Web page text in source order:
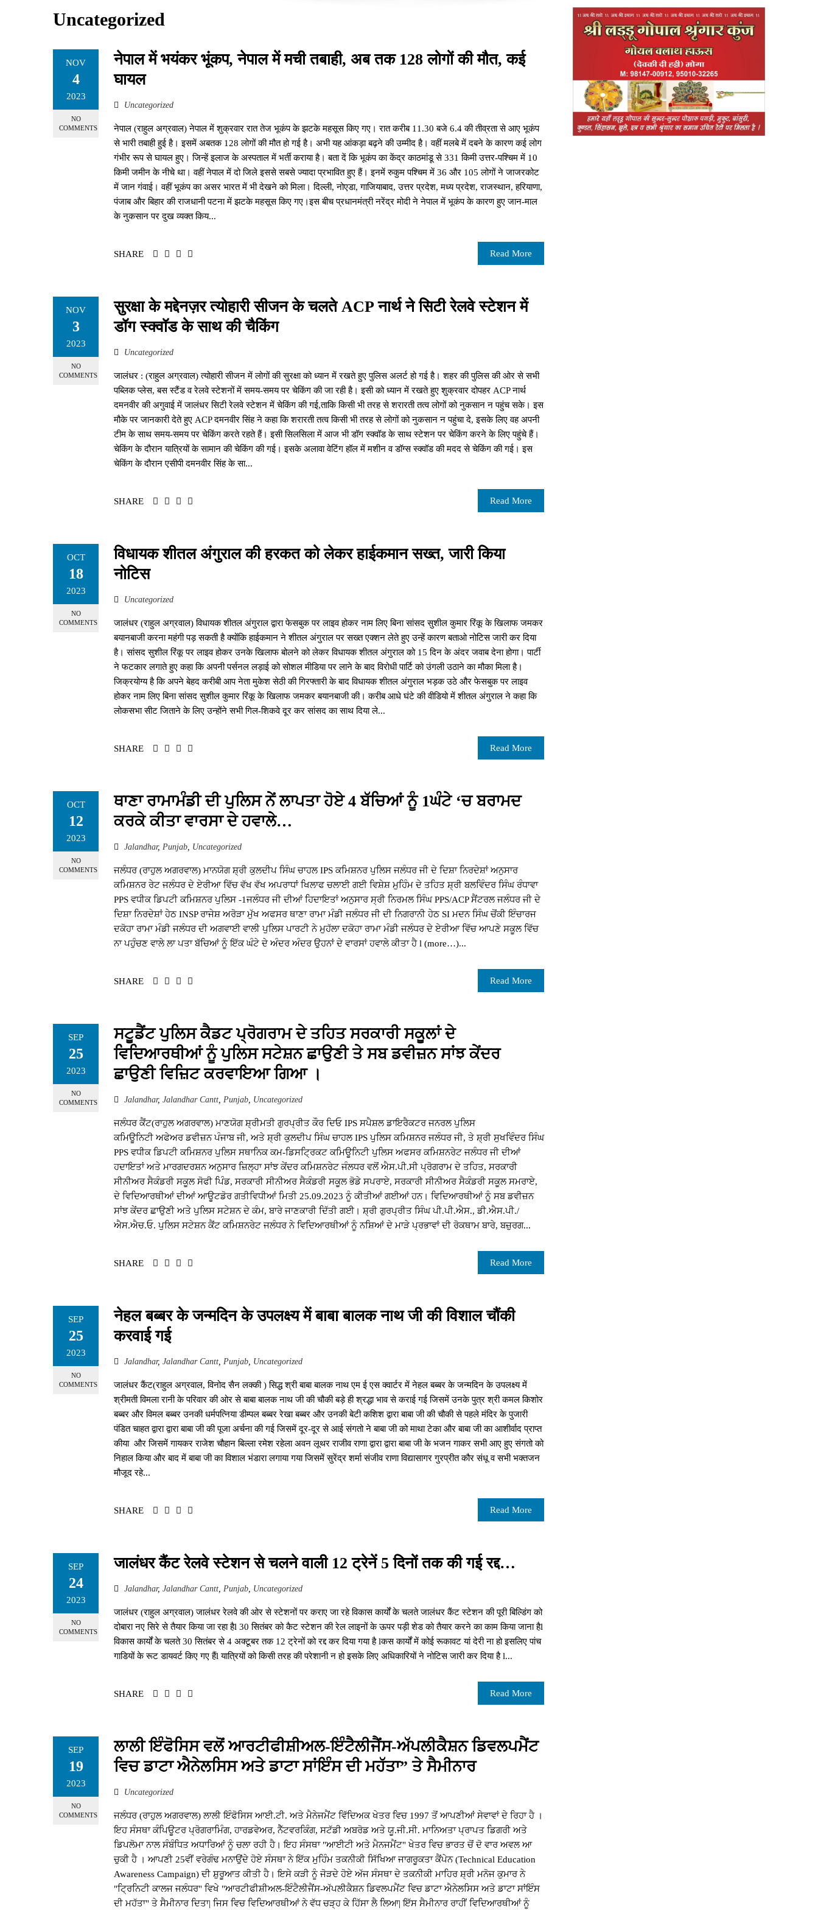
Uncategorized
NOV
4
2023
NO
COMMENTS
नेपाल में भयंकर भूंकप, नेपाल में मची तबाही, अब तक 128 लोगों की मौत, कई
घायल
Uncategorized
नेपाल (राहुल अग्रवाल) नेपाल में शुक्रवार रात तेज भूकंप के झटके महसूस किए गए। रात करीब 11.30 बजे 6.4 की तीव्रता से आए भूकंप
से भारी तबाही हुई है। इसमें अबतक 128 लोगों की मौत हो गई है। अभी यह आंकड़ा बढ़ने की उम्मीद है। वहीं मलबे में दबने के कारण कई लोग
गंभीर रूप से घायल हुए। जिन्हें इलाज के अस्पताल में भर्ती कराया है। बता दें कि भूकंप का केंद्र काठमांडू से 331 किमी उत्तर-पश्चिम में 10
किमी जमीन के नीचे था। वहीं नेपाल में दो जिले इससे सबसे ज्यादा प्रभावित हुए हैं। इनमें रुकुम पश्चिम में 36 और 105 लोगों ने जाजरकोट
में जान गंवाई। वहीं भूकंप का असर भारत में भी देखने को मिला। दिल्ली, नोएडा, गाजियाबाद, उत्तर प्रदेश, मध्य प्रदेश, राजस्थान, हरियाणा,
पंजाब और बिहार की राजधानी पटना में झटके महसूस किए गए।इस बीच प्रधानमंत्री नरेंद्र मोदी ने नेपाल में भूकंप के कारण हुए जान-माल
के नुकसान पर दुख व्यक्त किय...
Read More
SHARE
NOV
3
2023
NO
COMMENTS
सुरक्षा के मद्देनज़र त्योहारी सीजन के चलते ACP नार्थ ने सिटी रेलवे स्टेशन में
डॉग स्क्वॉड के साथ की चैकिंग
Uncategorized
जालंधर : (राहुल अग्रवाल) त्योहारी सीजन में लोगों की सुरक्षा को ध्यान में रखते हुए पुलिस अलर्ट हो गई है। शहर की पुलिस की ओर से सभी
पब्लिक प्लेस, बस स्टैंड व रेलवे स्टेशनों में समय-समय पर चेकिंग की जा रही है। इसी को ध्यान में रखते हुए शुक्रवार दोपहर ACP नार्थ
दमनवीर की अगुवाई में जालंधर सिटी रेलवे स्टेशन में चेकिंग की गई,ताकि किसी भी तरह से शरारती तत्व लोगों को नुकसान न पहुंच सके। इस
मौके पर जानकारी देते हुए ACP दमनवीर सिंह ने कहा कि शरारती तत्व किसी भी तरह से लोगों को नुकसान न पहुंचा दे, इसके लिए वह अपनी
टीम के साथ समय-समय पर चेकिंग करते रहते हैं। इसी सिलसिला में आज भी डॉग स्क्वॉड के साथ स्टेशन पर चेकिंग करने के लिए पहुंचे हैं।
चेकिंग के दौरान यात्रियों के सामान की चेकिंग की गई। इसके अलावा वेटिंग हॉल में मशीन व डॉग्स स्क्वॉड की मदद से चेकिंग की गई। इस
चेकिंग के दौरान एसीपी दमनवीर सिंह के सा...
Read More
SHARE
OCT
18
2023
NO
COMMENTS
विधायक शीतल अंगुराल की हरकत को लेकर हाईकमान सख्त, जारी किया
नोटिस
Uncategorized
जालंधर (राहुल अग्रवाल) विधायक शीतल अंगुराल द्वारा फेसबुक पर लाइव होकर नाम लिए बिना सांसद सुशील कुमार रिंकू के खिलाफ जमकर
बयानबाजी करना महंगी पड़ सकती है क्योंकि हाईकमान ने शीतल अंगुराल पर सख्त एक्शन लेते हुए उन्हें कारण बताओ नोटिस जारी कर दिया
है। सांसद सुशील रिंकू पर लाइव होकर उनके खिलाफ बोलने को लेकर विधायक शीतल अंगुराल को 15 दिन के अंदर जवाब देना होगा। पार्टी
ने फटकार लगाते हुए कहा कि अपनी पर्सनल लड़ाई को सोशल मीडिया पर लाने के बाद विरोधी पार्टि को उंगली उठाने का मौका मिला है।
जिक्रयोग्य है कि अपने बेहद करीबी आप नेता मुकेश सेठी की गिरफ्तारी के बाद विधायक शीतल अंगुराल भड़क उठे और फेसबुक पर लाइव
होकर नाम लिए बिना सांसद सुशील कुमार रिंकू के खिलाफ जमकर बयानबाजी की। करीब आधे घंटे की वीडियो में शीतल अंगुराल ने कहा कि
लोकसभा सीट जिताने के लिए उन्होंने सभी गिल-शिकवे दूर कर सांसद का साथ दिया ले...
Read More
SHARE
OCT
12
2023
NO
COMMENTS
ਥਾਣਾ ਰਾਮਾਮੰਡੀ ਦੀ ਪੁਲਿਸ ਨੇਂ ਲਾਪਤਾ ਹੋਏ 4 ਬੱਚਿਆਂ ਨੂੰ 1ਘੰਟੇ ‘ਚ ਬਰਾਮਦ
ਕਰਕੇ ਕੀਤਾ ਵਾਰਸਾ ਦੇ ਹਵਾਲੇ…
Jalandhar, Punjab, Uncategorized
ਜਲੰਧਰ (ਰਾਹੁਲ ਅਗਰਵਾਲ) ਮਾਨਯੋਗ ਸ਼੍ਰੀ ਕੁਲਦੀਪ ਸਿੰਘ ਚਾਹਲ IPS ਕਮਿਸ਼ਨਰ ਪੁਲਿਸ ਜਲੰਧਰ ਜੀ ਦੇ ਦਿਸ਼ਾ ਨਿਰਦੇਸ਼ਾਂ ਅਨੁਸਾਰ
ਕਮਿਸ਼ਨਰ ਰੇਟ ਜਲੰਧਰ ਦੇ ਏਰੀਆ ਵਿੱਚ ਵੱਖ ਵੱਖ ਅਪਰਾਧਾਂ ਖਿਲਾਫ ਚਲਾਈ ਗਈ ਵਿਸ਼ੇਸ਼ ਮੁਹਿੰਮ ਦੇ ਤਹਿਤ ਸ਼੍ਰੀ ਬਲਵਿੰਦਰ ਸਿੰਘ ਰੰਧਾਵਾ
PPS ਵਧੀਕ ਡਿਪਟੀ ਕਮਿਸ਼ਨਰ ਪੁਲਿਸ -1ਜਲੰਧਰ ਜੀ ਦੀਆਂ ਹਿਦਾਇਤਾਂ ਅਨੁਸਾਰ ਸ੍ਰੀ ਨਿਰਮਲ ਸਿੰਘ PPS/ACP ਸੈਂਟਰਲ ਜਲੰਧਰ ਜੀ ਦੇ
ਦਿਸ਼ਾ ਨਿਰਦੇਸ਼ਾਂ ਹੇਠ INSP ਰਾਜੇਸ਼ ਅਰੋੜਾ ਮੁੱਖ ਅਫਸਰ ਥਾਣਾ ਰਾਮਾ ਮੰਡੀ ਜਲੰਧਰ ਜੀ ਦੀ ਨਿਗਰਾਨੀ ਹੇਠ SI ਮਦਨ ਸਿੰਘ ਚੋਂਕੀ ਇੰਚਾਰਜ
ਦਕੋਹਾ ਰਾਮਾ ਮੰਡੀ ਜਲੰਧਰ ਦੀ ਅਗਵਾਈ ਵਾਲੀ ਪੁਲਿਸ ਪਾਰਟੀ ਨੇ ਮੁਹੱਲਾ ਦਕੋਹਾ ਰਾਮਾ ਮੰਡੀ ਜਲੰਧਰ ਦੇ ਏਰੀਆ ਵਿੱਚ ਆਪਣੇ ਸਕੂਲ ਵਿੱਚ
ਨਾ ਪਹੁੰਚਣ ਵਾਲੇ ਲਾ ਪਤਾ ਬੱਚਿਆਂ ਨੂੰ ਇੱਕ ਘੰਟੇ ਦੇ ਅੰਦਰ ਅੰਦਰ ਉਹਨਾਂ ਦੇ ਵਾਰਸਾਂ ਹਵਾਲੇ ਕੀਤਾ ਹੈ l (more…)...
Read More
SHARE
SEP
25
2023
NO
COMMENTS
ਸਟੂਡੈਂਟ ਪੁਲਿਸ ਕੈਡਟ ਪ੍ਰੋਗਰਾਮ ਦੇ ਤਹਿਤ ਸਰਕਾਰੀ ਸਕੂਲਾਂ ਦੇ
ਵਿਦਿਆਰਥੀਆਂ ਨੂੰ ਪੁਲਿਸ ਸਟੇਸ਼ਨ ਛਾਉਣੀ ਤੇ ਸਬ ਡਵੀਜ਼ਨ ਸਾਂਝ ਕੇਂਦਰ
ਛਾਉਣੀ ਵਿਜ਼ਿਟ ਕਰਵਾਇਆ ਗਿਆ ।
Jalandhar, Jalandhar Cantt, Punjab, Uncategorized
ਜਲੰਧਰ ਕੈਂਟ(ਰਾਹੁਲ ਅਗਰਵਾਲ) ਮਾਣਯੋਗ ਸ਼੍ਰੀਮਤੀ ਗੁਰਪ੍ਰੀਤ ਕੌਰ ਦਿਓ IPS ਸਪੈਸ਼ਲ ਡਾਇਰੈਕਟਰ ਜਨਰਲ ਪੁਲਿਸ
ਕਮਿਊਨਿਟੀ ਅਫੇਅਰ ਡਵੀਜ਼ਨ ਪੰਜਾਬ ਜੀ, ਅਤੇ ਸ਼੍ਰੀ ਕੁਲਦੀਪ ਸਿੰਘ ਚਾਹਲ IPS ਪੁਲਿਸ ਕਮਿਸ਼ਨਰ ਜਲੰਧਰ ਜੀ, ਤੇ ਸ਼੍ਰੀ ਸੁਖਵਿੰਦਰ ਸਿੰਘ
PPS ਵਧੀਕ ਡਿਪਟੀ ਕਮਿਸ਼ਨਰ ਪੁਲਿਸ ਸਥਾਨਿਕ ਕਮ-ਡਿਸਟ੍ਰਿਕਟ ਕਮਿਊਨਿਟੀ ਪੁਲਿਸ ਅਫਸਰ ਕਮਿਸ਼ਨਰੇਟ ਜਲੰਧਰ ਜੀ ਦੀਆਂ
ਹਦਾਇਤਾਂ ਅਤੇ ਮਾਰਗਦਰਸ਼ਨ ਅਨੁਸਾਰ ਜ਼ਿਲ੍ਹਾ ਸਾਂਝ ਕੇਂਦਰ ਕਮਿਸ਼ਨਰੇਟ ਜੰਲਧਰ ਵਲੋਂ ਐਸ.ਪੀ.ਸੀ ਪ੍ਰੋਗਰਾਮ ਦੇ ਤਹਿਤ, ਸਰਕਾਰੀ
ਸੀਨੀਅਰ ਸੈਕੰਡਰੀ ਸਕੂਲ ਸੋਫੀ ਪਿੰਡ, ਸਰਕਾਰੀ ਸੀਨੀਅਰ ਸੈਕੰਡਰੀ ਸਕੂਲ ਭੋਡੇ ਸਪਰਾਏ, ਸਰਕਾਰੀ ਸੀਨੀਅਰ ਸੈਕੰਡਰੀ ਸਕੂਲ ਸਮਰਾਏ,
ਦੇ ਵਿਦਿਆਰਥੀਆਂ ਦੀਆਂ ਆਊਟਡੋਰ ਗਤੀਵਿਧੀਆਂ ਮਿਤੀ 25.09.2023 ਨੂੰ ਕੀਤੀਆਂ ਗਈਆਂ ਹਨ। ਵਿਦਿਆਰਥੀਆਂ ਨੂੰ ਸਬ ਡਵੀਜ਼ਨ
ਸਾਂਝ ਕੇਂਦਰ ਛਾਉਣੀ ਅਤੇ ਪੁਲਿਸ ਸਟੇਸ਼ਨ ਦੇ ਕੰਮ, ਬਾਰੇ ਜਾਣਕਾਰੀ ਦਿੱਤੀ ਗਈ। ਸ਼੍ਰੀ ਗੁਰਪ੍ਰੀਤ ਸਿੰਘ ਪੀ.ਪੀ.ਐਸ., ਡੀ.ਐਸ.ਪੀ./
ਐਸ.ਐਚ.ਓ. ਪੁਲਿਸ ਸਟੇਸ਼ਨ ਕੈਂਟ ਕਮਿਸ਼ਨਰੇਟ ਜਲੰਧਰ ਨੇ ਵਿਦਿਆਰਥੀਆਂ ਨੂੰ ਨਸ਼ਿਆਂ ਦੇ ਮਾੜੇ ਪ੍ਰਭਾਵਾਂ ਦੀ ਰੋਕਥਾਮ ਬਾਰੇ, ਬਜ਼ੁਰਗ...
Read More
SHARE
SEP
25
2023
NO
COMMENTS
नेहल बब्बर के जन्मदिन के उपलक्ष्य में बाबा बालक नाथ जी की विशाल चौंकी
करवाई गई
Jalandhar, Jalandhar Cantt, Punjab, Uncategorized
जालंधर कैंट(राहुल अग्रवाल, विनोद सैन लक्की ) सिद्ध श्री बाबा बालक नाथ एम ई एस क्वार्टर में नेहल बब्बर के जन्मदिन के उपलक्ष्य में
श्रीमती विमला रानी के परिवार की ओर से बाबा बालक नाथ जी की चौकी बड़े ही श्रद्धा भाव से कराई गई जिसमें उनके पुत्र श्री कमल किशोर
बब्बर और विमल बब्बर उनकी धर्मपत्निया डीम्पल बब्बर‌ रेखा बब्बर और उनकी बेटी कशिश द्वारा बाबा जी की चौकी से पहले मंदिर के पुजारी
पंडित चाहत द्वारा द्वारा बाबा जी की पूजा अर्चना की गई जिसमें दूर-दूर से आई संगतो ने बाबा जी को माथा टेका और बाबा जी का आशीर्वाद प्राप्त
कीया और जिसमें गायकर राजेश चौहान बिल्ला रमेश रहेला अवन लूथर राजीव राणा द्वारा द्वारा बाबा जी के भजन गाकर सभी आए हुए संगतो को
निहाल किया और बाद में बाबा जी का विशाल भंडारा लगाया गया जिसमें सुरेंद्र शर्मा संजीव राणा विद्यासागर गुरप्रीत कौर संधू व सभी भक्तजन
मौजूद रहे...
Read More
SHARE
SEP
24
2023
NO
COMMENTS
जालंधर कैंट रेलवे स्टेशन से चलने वाली 12 ट्रेनें 5 दिनों तक की गई रद्द…
Jalandhar, Jalandhar Cantt, Punjab, Uncategorized
जालंधर (राहुल अग्रवाल) जालंधर रेलवे की ओर से स्टेशनों पर कराए जा रहे विकास कार्यों के चलते जालंधर कैंट स्टेशन की पूरी बिल्डिंग को
दोबारा नए सिरे से तैयार किया जा रहा हैl 30 सितंबर को कैट स्टेशन की रेल लाइनों के ऊपर पड़ी शेड को तैयार करने का काम किया जाना हैl
विकास कार्यों के चलते 30 सितंबर से 4 अक्टूबर तक 12 ट्रेनों को रद्द कर दिया गया है lकस कार्यों में कोई रूकावट यां देरी ना हो इसलिए पांच
गाडियों के रूट डायवर्ट किए गए हैंl यात्रियों को किसी तरह की परेशानी न हो इसके लिए अधिकारियों ने नोटिस जारी कर दिया है l...
Read More
SHARE
SEP
19
2023
NO
COMMENTS
ਲਾਲੀ ਇੰਫੋਸਿਸ ਵਲੋਂ ਆਰਟੀਫੀਸ਼ੀਅਲ-ਇੰਟੈਲੀਜੈਂਸ-ਅੱਪਲੀਕੈਸ਼ਨ ਡਿਵਲਪਮੈਂਟ
ਵਿਚ ਡਾਟਾ ਐਨੇਲਸਿਸ ਅਤੇ ਡਾਟਾ ਸਾਂਇੰਸ ਦੀ ਮਹੱਤਾ” ਤੇ ਸੈਮੀਨਾਰ
Uncategorized
ਜਲੰਧਰ (ਰਾਹੁਲ ਅਗਰਵਾਲ) ਲਾਲੀ ਇੰਫੋਸਿਸ ਆਈ.ਟੀ. ਅਤੇ ਮੈਨੇਜਮੈਂਟ ਵਿੱਦਿਅਕ ਖੇਤਰ ਵਿਚ 1997 ਤੋਂ ਆਪਣੀਆਂ ਸੇਵਾਵਾਂ ਦੇ ਰਿਹਾ ਹੈ ।
ਇਹ ਸੰਸਥਾ ਕੰਪਿਊਟਰ ਪ੍ਰੋਗਰਾਮਿੰਗ, ਹਾਰਡਵੇਅਰ, ਨੈੱਟਵਰਕਿੰਗ, ਸਟੱਡੀ ਅਬਰੋਡ ਅਤੇ ਯੂ.ਜੀ.ਸੀ. ਮਾਨਿਅਤਾ ਪ੍ਰਾਪਤ ਡਿਗਰੀ ਅਤੇ
ਡਿਪਲੋਮਾ ਨਾਲ ਸੰਬੰਧਿਤ ਅਧਾਰਿਆਂ ਨੂੰ ਚਲਾ ਰਹੀ ਹੈ। ਇਹ ਸੰਸਥਾ "ਆਈਟੀ ਅਤੇ ਮੈਨਜਮੈਂਟ" ਖੇਤਰ ਵਿਚ ਭਾਰਤ ਚੋਂ ਦੋ ਵਾਰ ਅਵਲ ਆ
ਚੁਕੀ ਹੈ । ਆਪਣੀ 25ਵੀਂ ਵਰੇਗੰਢ ਮਨਾਉਂਦੇ ਹੋਏ ਸੰਸਥਾ ਨੇ ਇੱਕ ਮੁਹਿੰਮ ਤਕਨੀਕੀ ਸਿੱਖਿਆ ਜਾਗਰੂਕਤਾ ਕੈਂਪੇਨ (Technical Education
Awareness Campaign) ਦੀ ਸ਼ੁਰੂਆਤ ਕੀਤੀ ਹੈ। ਇਸੇ ਕੜੀ ਨੂੰ ਜੋੜਦੇ ਹੋਏ ਅੱਜ ਸੰਸਥਾ ਦੇ ਤਕਨੀਕੀ ਮਾਹਿਰ ਸ਼੍ਰੀ ਮਨੋਜ ਕੁਮਾਰ ਨੇ
"ਟ੍ਰਿਨਿਟੀ ਕਾਲਜ ਜਲੰਧਰ" ਵਿਖੇ "ਆਰਟੀਫੀਸ਼ੀਅਲ-ਇੰਟੈਲੀਜੈਂਸ-ਅੱਪਲੀਕੈਸ਼ਨ ਡਿਵਲਪਮੈਂਟ ਵਿਚ ਡਾਟਾ ਐਨੇਲਸਿਸ ਅਤੇ ਡਾਟਾ ਸਾਂਇੰਸ
ਦੀ ਮਹੱਤਾ" ਤੇ ਸੈਮੀਨਾਰ ਦਿਤਾ| ਜਿਸ ਵਿਚ ਵਿਦਿਆਰਥੀਆਂ ਨੇ ਵੱਧ ਚੜ੍ਹ ਕੇ ਹਿੱਸਾ ਲੈ ਲਿਆ| ਇੱਸ ਸੈਮੀਨਾਰ ਰਾਹੀਂ ਵਿਦਿਆਰਥੀਆਂ ਨੂੰ